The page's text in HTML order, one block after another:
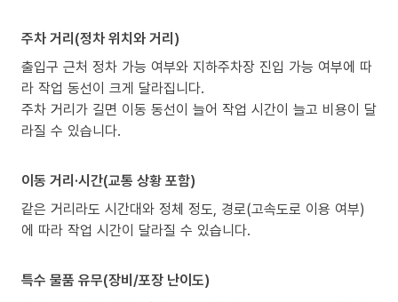
주차 거리(정차 위치와 거리)
출입구 근처 정차 가능 여부와 지하주차장 진입 가능 여부에 따
라 작업 동선이 크게 달라집니다.
주차 거리가 길면 이동 동선이 늘어 작업 시간이 늘고 비용이 달
라질 수 있습니다.
이동 거리·시간(교통 상황 포함)
같은 거리라도 시간대와 정체 정도, 경로(고속도로 이용 여부)
에 따라 작업 시간이 달라질 수 있습니다.
특수 물품 유무(장비/포장 난이도)